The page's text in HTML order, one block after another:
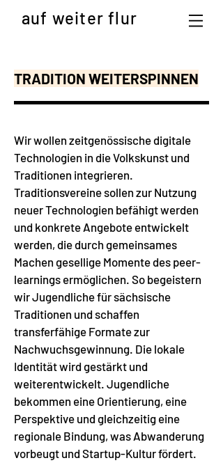
auf weiter flur
TRADITION WEITERSPINNEN
Wir wollen zeitgenössische digitale
Technologien in die Volkskunst und
Traditionen integrieren.
Traditionsvereine sollen zur Nutzung
neuer Technologien befähigt werden
und konkrete Angebote entwickelt
werden, die durch gemeinsames
Machen gesellige Momente des peer-
learnings ermöglichen. So begeistern
wir Jugendliche für sächsische
Traditionen und schaffen
transferfähige Formate zur
Nachwuchsgewinnung. Die lokale
Identität wird gestärkt und
weiterentwickelt. Jugendliche
bekommen eine Orientierung, eine
Perspektive und gleichzeitig eine
regionale Bindung, was Abwanderung
vorbeugt und Startup-Kultur fördert.